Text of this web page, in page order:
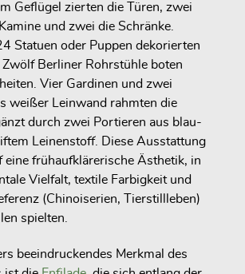
Geflügel zierten die Türen, zwei
und zwei die Schränke.
Statuen oder Puppen dekorierten
Zwölf Berliner Rohrstühle boten
Vier Gardinen und zwei
weißer Leinwand rahmten die
durch zwei Portieren aus blau-
Leinenstoff. Diese Ausstattung
eine frühaufklärerische Ästhetik, in
Vielfalt, textile Farbigkeit und
(Chinoiserien, Tierstillleben)
spielten.
beeindruckendes Merkmal des